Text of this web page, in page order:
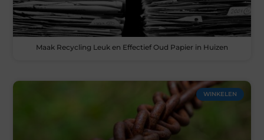
Maak Recycling Leuk en Effectief Oud Papier in Huizen
WINKELEN